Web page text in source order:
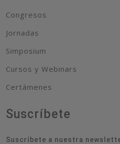
Congresos
Jornadas
Simposium
Cursos y Webinars
Certámenes
Suscríbete
Suscríbete a nuestra